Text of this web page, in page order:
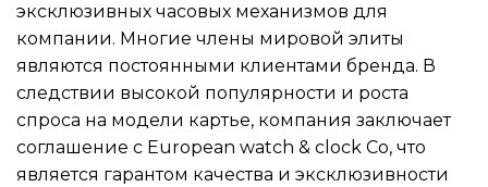
эксклюзивных часовых механизмов для
компании. Многие члены мировой элиты
являются постоянными клиентами бренда. В
следствии высокой популярности и роста
спроса на модели картье, компания заключает
соглашение с European watch & clock Co, что
является гарантом качества и эксклюзивности